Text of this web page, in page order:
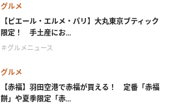
グルメ
【ピエール・エルメ・パリ】大丸東京ブティック
限定！ 手土産にお...
＃グルメニュース
グルメ
【赤福】羽田空港で赤福が買える！ 定番「赤福
餅」や夏季限定「赤...